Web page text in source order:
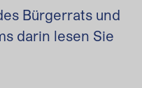
Bürgerrats und
darin lesen Sie